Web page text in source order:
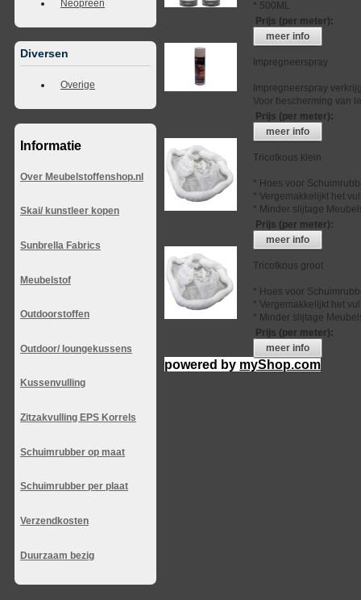
Neopreen
Diversen
Overige
Informatie
Over Meubelstoffenshop.nl
Skai/ kunstleer kopen
Sunbrella Fabrics
Meubelstof
Outdoorstoffen
Outdoor/ loungekussens
Kussenvulling
Zitzakvulling EPS Korrels
Schuimrubber op maat
Schuimrubber per plaat
Verzendkosten
Duurzaam bezig
* 500ML
Prijs (per meter):
meer info
Impregneerspray
Impregneerspray
Voor bescherming van
Prijs (per meter):
meer info
Tricotkous klein
* Hoes voor
* Vergemakkelijkt het
* Minder slijtage
Prijs (per meter):
meer info
Tricotkous groot
* Hoes voor
* Vergemakkelijkt het
* Minder slijtage
Prijs (per meter):
meer info
powered by myShop.com